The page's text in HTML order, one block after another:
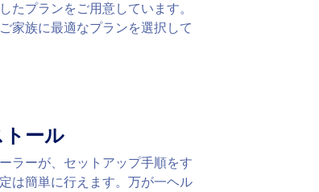
たプランをご用意しています。
家族に最適なプランを選択して
ール
ラーが、セットアップ手順をす
は簡単に行えます。万が一ヘル